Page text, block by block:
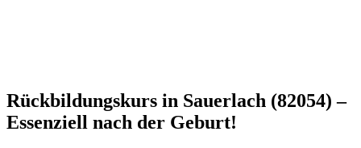
Rückbildungskurs in Sauerlach (82054) –
Essenziell nach der Geburt!